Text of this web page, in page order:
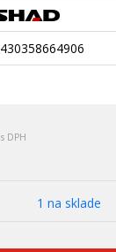
s DPH
1 na sklade